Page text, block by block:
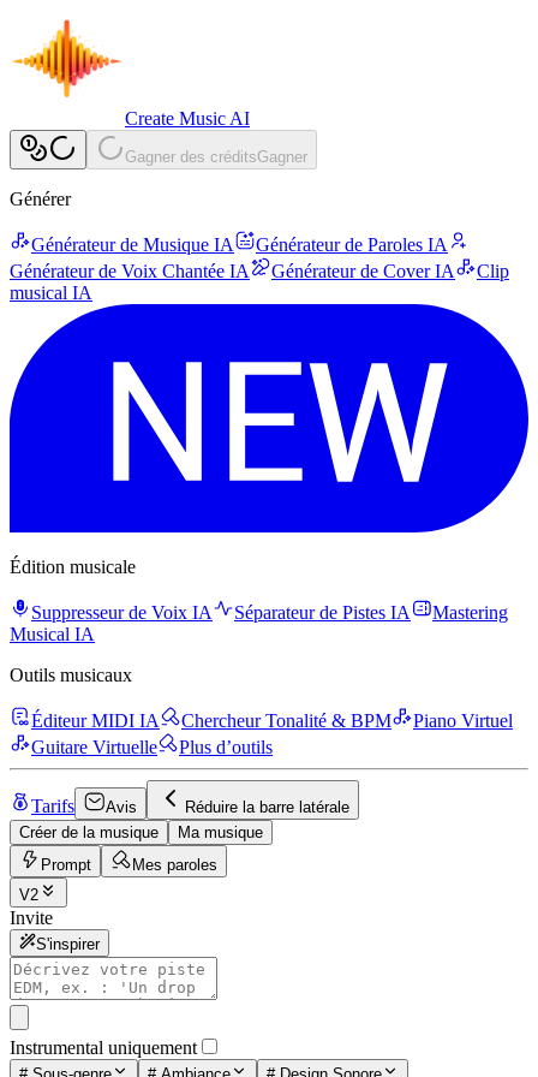
Create Music AI
Gagner des créditsGagner
Générer
Générateur de Musique IA
Générateur de Paroles IA
Générateur de Voix Chantée IA
Générateur de Cover IA
Clip
musical IA
Édition musicale
Suppresseur de Voix IA Séparateur de Pistes IA
Mastering
Musical IA
Outils musicaux
Éditeur MIDI IA Chercheur Tonalité & BPM
Piano Virtuel
Guitare Virtuelle
Plus d’outils
Tarifs Avis
Réduire la barre latérale
Créer de la musique
Ma musique
Prompt
Mes paroles
V2
Invite
S'inspirer
Instrumental uniquement